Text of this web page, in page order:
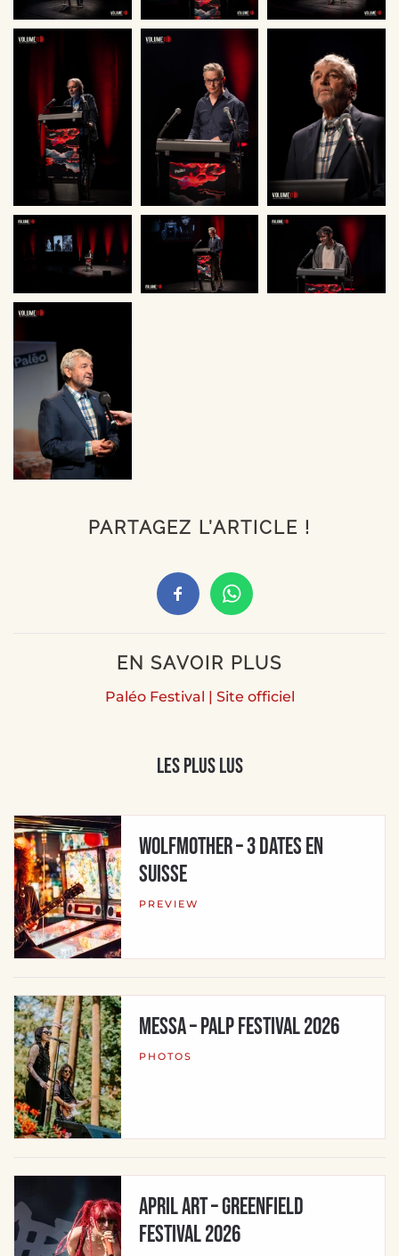
PARTAGEZ L’ARTICLE !
EN SAVOIR PLUS
Paléo Festival | Site officiel
Les plus lus
WOLFMOTHER – 3 dates en
Suisse
PREVIEW
MESSA – Palp Festival 2026
PHOTOS
APRIL ART – Greenfield
Festival 2026